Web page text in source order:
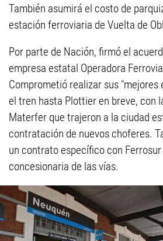
También asumirá el costo de
estación ferroviaria de Vuelta de
Por parte de Nación, firmó el
empresa estatal Operadora
Comprometió realizar sus "mejores
el tren hasta Plottier en breve, con
Materfer que trajeron a la ciudad
contratación de nuevos choferes.
un contrato específico con Ferrosur
concesionaria de las vías.